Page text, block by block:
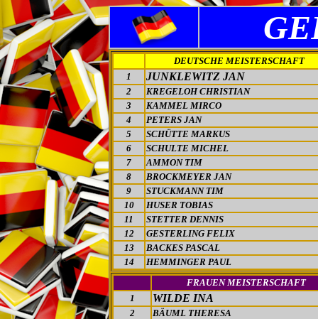
DEUTSCHE MEISTERSCHAFT
1
JUNKLEWITZ JAN
2
KREGELOH CHRISTIAN
3
KAMMEL MIRCO
4
PETERS JAN
5
SCHÜTTE MARKUS
6
SCHULTE MICHEL
7
AMMON TIM
8
BROCKMEYER JAN
9
STUCKMANN TIM
10
HUSER TOBIAS
11
STETTER DENNIS
12
GESTERLING FELIX
13
BACKES PASCAL
14
HEMMINGER PAUL
FRAUEN MEISTERSCHAFT
1
WILDE INA
2
BÄUML THERESA